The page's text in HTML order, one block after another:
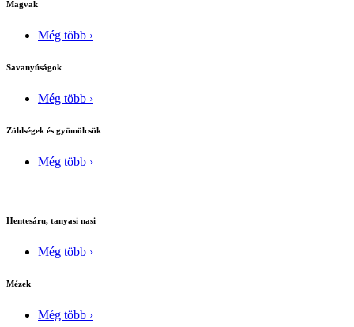
Magvak
Még több ›
Savanyúságok
Még több ›
Zöldségek és gyümölcsök
Még több ›
Hentesáru, tanyasi nasi
Még több ›
Mézek
Még több ›